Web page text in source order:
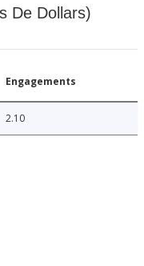
De Dollars)
Engagements
2.10